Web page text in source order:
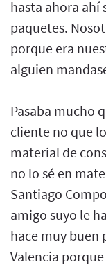
hasta ahora ahí
paquetes.
porque era
alguien
Pasaba mucho
cliente no que
material de
no lo sé en
Santiago
amigo suyo le
hace muy buen
Valencia